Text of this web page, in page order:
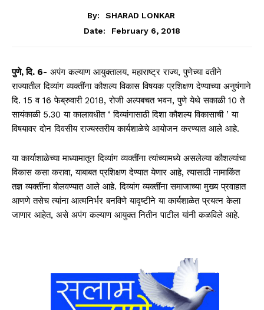
By:
SHARAD LONKAR
Date:
February 6, 2018
पुणे,दि. 6- अपंग कल्याण आयुक्तालय, महाराष्ट्र राज्य, पुणेच्या वतीने
राज्यातील दिव्यांग व्यक्तींना कौशल्य विकास विषयक प्रशिक्षण देण्याच्या अनुषंगाने
दि. 15 व 16 फेब्रुवारी 2018, रोजी अल्पबचत भवन, पुणे येथे सकाळी 10 ते
सायंकाळी 5.30 या कालावधीत ‘ दिव्यांगासाठी दिशा कौशल्य विकासाची ’ या
विषयावर दोन दिवसीय राज्यस्तरीय कार्यशाळेचे आयोजन करण्यात आले आहे.
या कार्याशाळेच्या माध्यामातून दिव्यांग व्यक्तींना त्यांच्यामध्ये असलेल्या कौशल्यांचा
विकास कसा करावा, याबाबत प्रशिक्षण देण्यात येणार आहे, त्यासाठी नामाकिंत
तज्ञ व्यक्तींना बोलवण्यात आले आहे. दिव्यांग व्यक्तींना समाजाच्या मुख्य प्रवाहात
आणणे तसेच त्यांना आत्मनिर्भर बनविणे यादृष्टीने या कार्यशाळेत प्रयत्न केला
जाणार आहेत, असे अपंग कल्याण आयुक्त नितीन पाटील यांनी कळविले आहे.